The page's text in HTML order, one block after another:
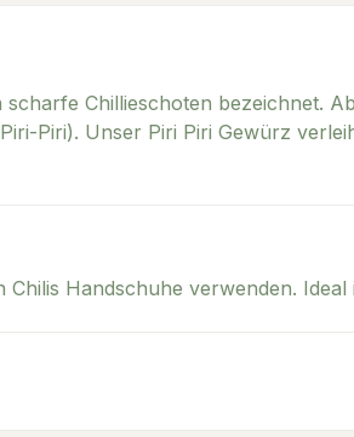
Chillieschoten bezeichnet.
Piri). Unser Piri Piri Gewürz
Handschuhe verwenden.